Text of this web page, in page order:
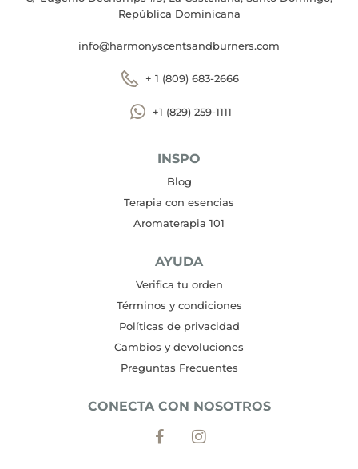
República Dominicana
info@harmonyscentsandburners.com
+ 1 (809) 683-2666
+1 (829) 259-1111
INSPO
Blog
Terapia con esencias
Aromaterapia 101
AYUDA
Verifica tu orden
Términos y condiciones
Políticas de privacidad
Cambios y devoluciones
Preguntas Frecuentes
CONECTA CON NOSOTROS